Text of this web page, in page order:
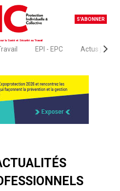
S'ABONNER
la Santé et Sécurité au Travail
EPI - EPC Actus